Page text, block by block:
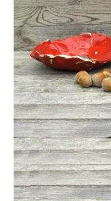
Deutsch